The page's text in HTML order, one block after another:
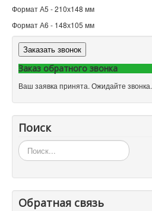
Формат А5 - 210х148 мм
Формат А6 - 148х105 мм
Заказать звонок
Заказ обратного звонка
Ваш заявка принята. Ожидайте звонка.
Поиск
Искать...
Обратная связь